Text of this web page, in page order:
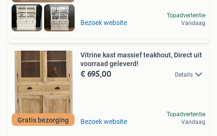
Bezoek website
Topadvertentie
Vandaag
Gratis bezorging
Vitrine kast massief teakhout, Direct uit
voorraad geleverd!
€ 695,00 Details
Bezoek website
Topadvertentie
Vandaag